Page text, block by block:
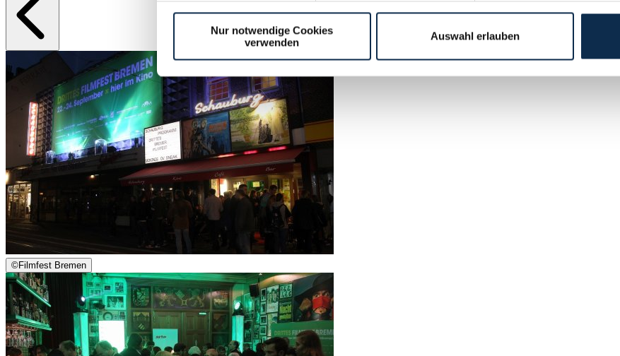
Nur notwendige Cookies
verwenden
Auswahl erlauben
©Filmfest Bremen